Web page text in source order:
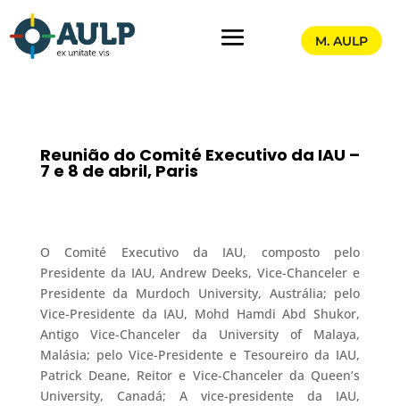
M. AULP
Reunião do Comité Executivo da IAU –
7 e 8 de abril, Paris
O Comité Executivo da IAU, composto pelo
Presidente da IAU, Andrew Deeks, Vice-Chanceler e
Presidente da Murdoch University, Austrália; pelo
Vice-Presidente da IAU, Mohd Hamdi Abd Shukor,
Antigo Vice-Chanceler da University of Malaya,
Malásia; pelo Vice-Presidente e Tesoureiro da IAU,
Patrick Deane, Reitor e Vice-Chanceler da Queen’s
University, Canadá; A vice-presidente da IAU,